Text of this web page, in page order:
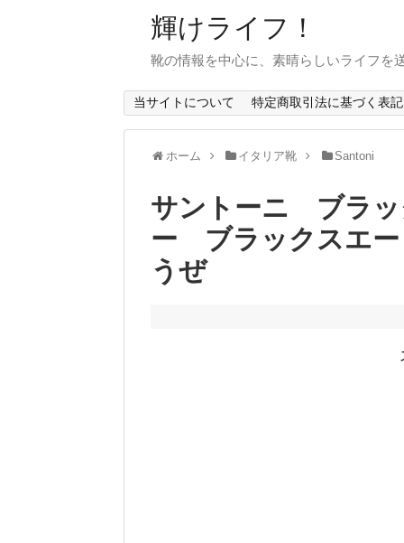
輝けライフ！
靴の情報を中心に、素晴らしいライフを
当サイトについて 特定商取引法に基づく表記
ホーム イタリア靴 Santoni
サントーニ ブラッ
ー ブラックスエー
うぜ